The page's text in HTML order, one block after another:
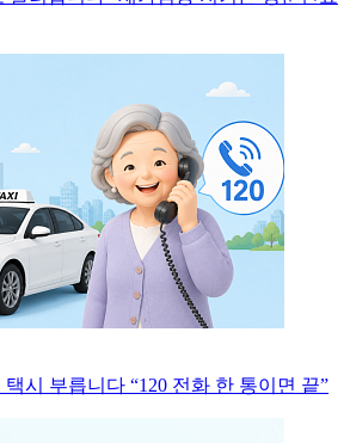
택시 부릅니다 “120 전화 한 통이면 끝”